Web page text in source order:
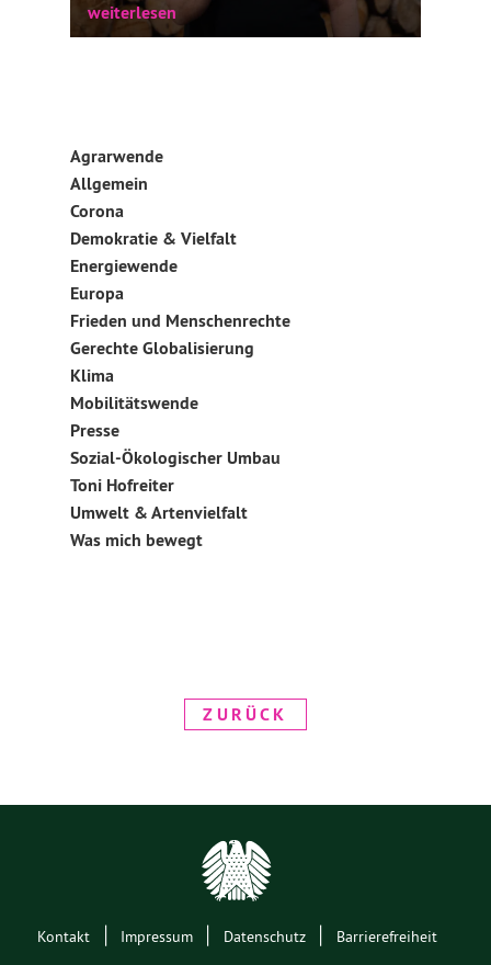
weiterlesen
weiterlesen
Agrarwende
Allgemein
Corona
Demokratie & Vielfalt
Energiewende
Europa
Frieden und Menschenrechte
Gerechte Globalisierung
Klima
Mobilitätswende
Presse
Sozial-Ökologischer Umbau
Toni Hofreiter
Umwelt & Artenvielfalt
Was mich bewegt
ZURÜCK
Kontakt Impressum Datenschutz Barrierefreiheit